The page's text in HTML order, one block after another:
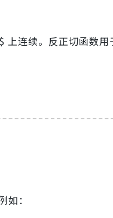
连续。反正切函数用
：